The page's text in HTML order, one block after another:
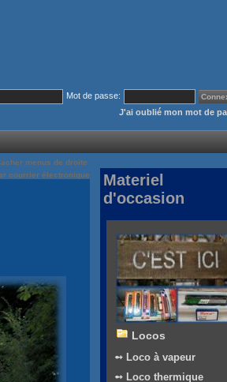
Mot de passe:
J'ai oublié mon mot de
menus de droite
courrier électronique
Materiel
d'occasion
Locos
➻ Loco à vapeur
➻ Loco thermique